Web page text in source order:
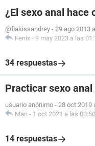
¿El sexo anal hace
@flakissandrey - 29 ago 2013
Fenix - 9 may 2023 a las
34 respuestas
Practicar sexo
usuario anónimo - 28 oct 2019
Mari - 1 oct 2021 a las 00:50
14 respuestas